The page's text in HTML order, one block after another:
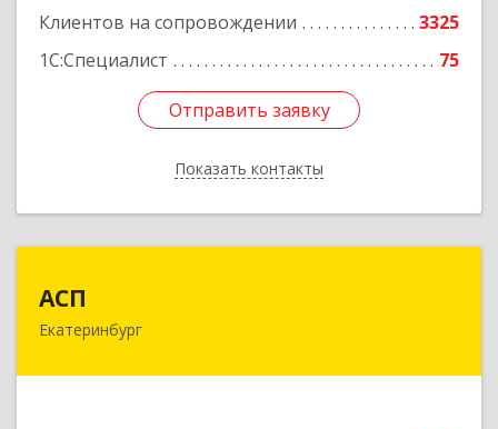
Клиентов на сопровождении
3325
1С:Специалист
75
Отправить заявку
Показать контакты
Отправить заявку
Назад
АСП
Екатеринбург
620075, Свердловская обл, Екатеринбург г,